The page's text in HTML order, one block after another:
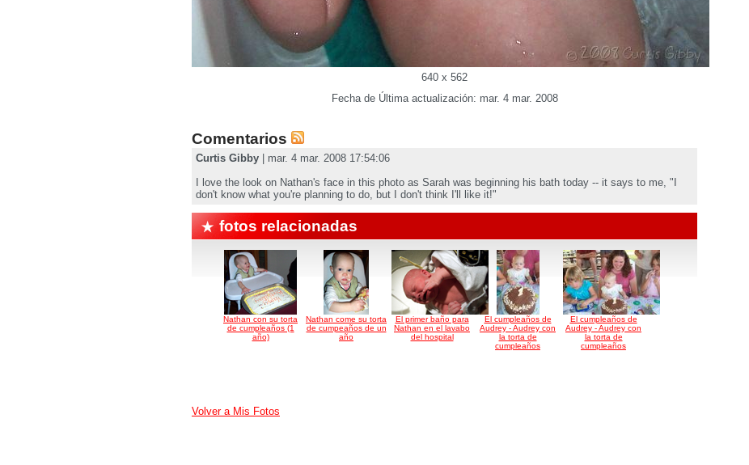
640 x 562
Fecha de Última actualización: mar. 4 mar. 2008
Comentarios
Curtis Gibby | mar. 4 mar. 2008 17:54:06
I love the look on Nathan's face in this photo as Sarah was beginning his bath today -- it says to me, "I
don't know what you're planning to do, but I don't think I'll like it!"
fotos relacionadas
Nathan con su torta
de cumpleaños (1
año)
Nathan come su torta
de cumpeaños de un
año
El primer baño para
Nathan en el lavabo
del hospital
El cumpleaños de
Audrey - Audrey con
la torta de
cumpleaños
El cumpleaños de
Audrey - Audrey con
la torta de
cumpleaños
Volver a Mis Fotos